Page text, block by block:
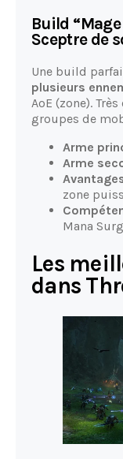
Build
Sceptre de
Une build
plusieurs
AoE (zone).
groupes de
Arme
Arme
zone
Mana
Les
dans